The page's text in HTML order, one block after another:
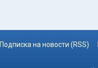
Подписка на новости (RSS)